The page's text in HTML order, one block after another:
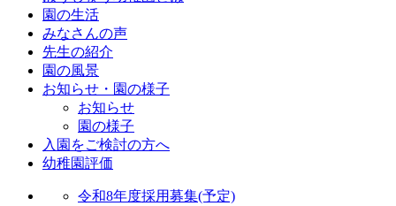
園の生活
みなさんの声
先生の紹介
園の風景
お知らせ・園の様子
お知らせ
園の様子
入園をご検討の方へ
幼稚園評価
令和8年度採用募集(予定)